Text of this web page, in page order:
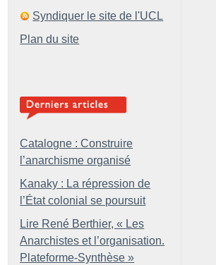
Syndiquer le site de l'UCL
Plan du site
Catalogne : Construire
l’anarchisme organisé
Kanaky : La répression de
l’État colonial se poursuit
Lire René Berthier, « Les
Anarchistes et l’organisation.
Plateforme-Synthèse »